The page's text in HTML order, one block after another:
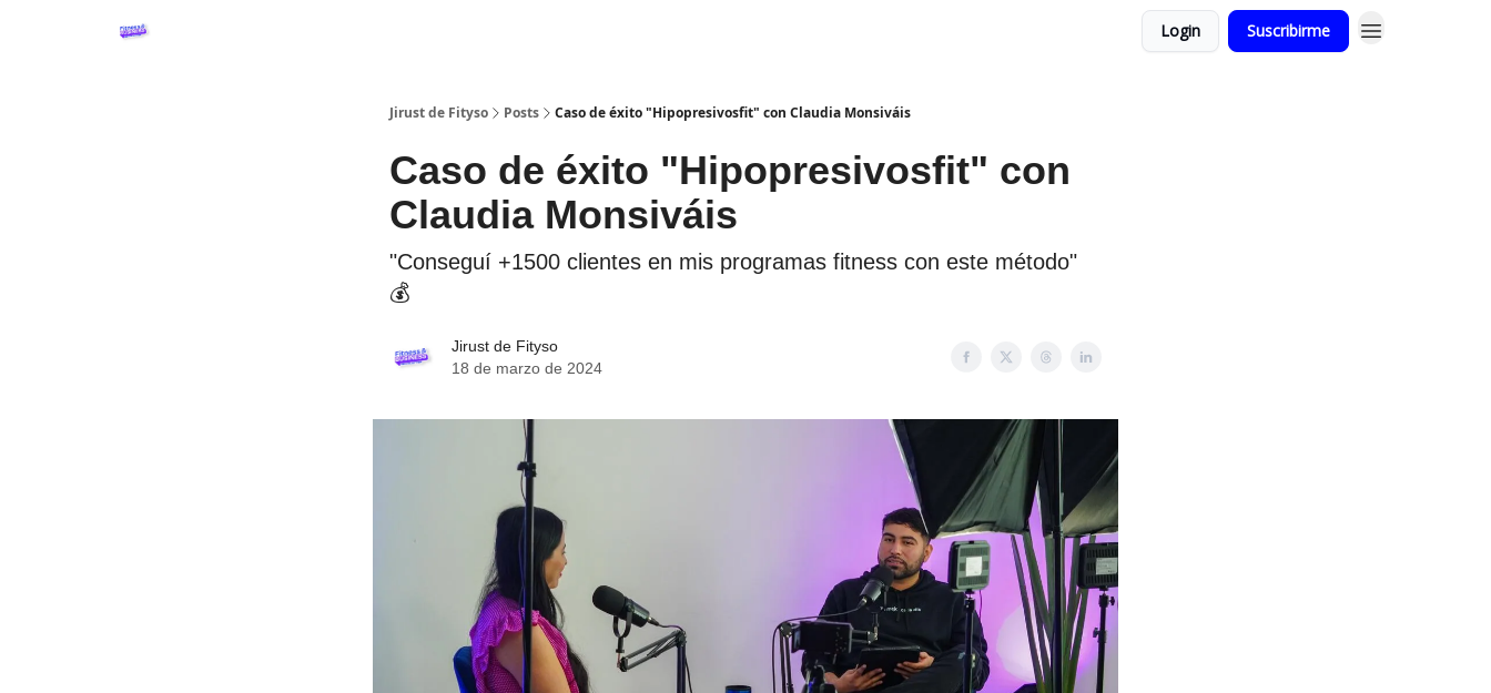
Login Suscribirme
Jirust de Fityso Posts Caso de éxito "Hipopresivosfit" con Claudia Monsiváis
Caso de éxito "Hipopresivosfit" con
Claudia Monsiváis
"Conseguí +1500 clientes en mis programas fitness con este método"
💰
Jirust de Fityso
18 de marzo de 2024